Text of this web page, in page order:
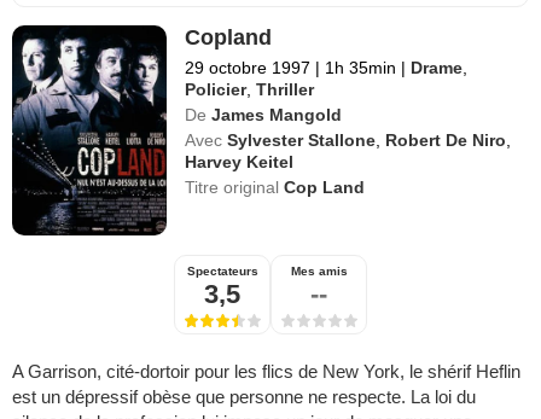
Copland
29 octobre 1997 | 1h 35min | Drame
Policier,Thriller
De James Mangold
Avec Sylvester Stallone Robert De Niro
Harvey Keitel
Titre originalCop Land
Spectateurs
3,5
Mes amis
--
A Garrison, cité-dortoir pour les flics de New York, le shérif Heflin
est un dépressif obèse que personne ne respecte. La loi du